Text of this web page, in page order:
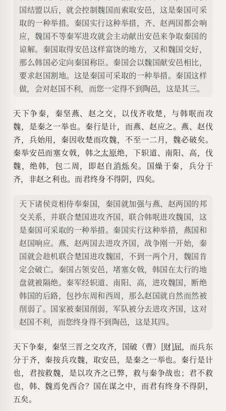
国结盟以后，就会控制魏国而索取安邑，这是秦国可采
取的一种举措。秦国实行这种举措，齐、赵两国都会响
应，魏国不等秦军进攻就会主动献出安邑来争取秦国的
谅解。秦国取得安邑这样富饶的地方，又和魏国交好，
那么韩国必定向秦国称臣。秦国会以魏国献安邑相比，
要求赵国割地。这是秦国可采取的一种举措。秦国这样
做，会对赵国不利，而您一定得不到陶邑，这是其三。
天下争秦，秦坚燕、赵之交，以伐齐收楚，与韩呡而攻
魏，是秦之一举也。秦行是计，而燕、赵应之。燕、赵伐
齐，兵始用，秦因收楚而攻魏，不至一二月，魏必破矣。
秦举安邑而塞女戟，韩之太原绝，下轵道、南阳、高，伐
魏，绝韩，包二周，即赵自 消烁矣。国燥于秦，兵分于
齐，非赵之利也。而君终身不得阴，四矣。
天下诸侯竞相侍奉秦国，秦国就加强与燕、赵两国的邦
交关系，并联合楚国进攻齐国，联合韩呡进攻魏国，这
是秦国可采取的一种举措。秦国实行这种举措，燕国和
赵国响应。燕、赵两国去进攻齐国，战争刚一开始，秦
国就会趁机联合楚国进攻魏国，不到一两个月，魏国肯
定会破亡。秦国占领安邑，堵塞女戟，韩国在太行的地
盘就被隔绝。秦军经轵道、南阳、高，进攻魏国，断绝
韩国的后路，包抄东周和西周，那么赵国就自然而然被
削弱了。国家被秦国削弱，军队被分去进攻齐国，这对
赵国不利，而您终身得不到陶邑，这是其四。
天下争秦，秦坚三晋之交攻齐，国破（曹）[财]屈，而兵东
分于齐，秦按兵攻魏，取安邑，是秦之一举也。秦行是计
也，君按救魏，是以攻齐之已弊，救与秦争战也；君不救
也，韩、魏焉免西合？国在谋之中，而君有终身不得阴，
五矣。